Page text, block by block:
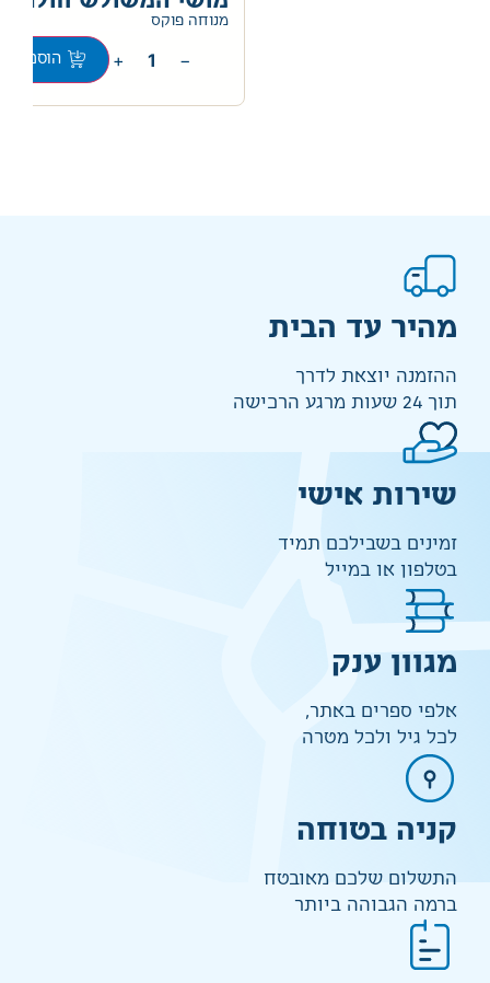
מנוחה פוקס
−
+ הוספה
מהיר עד הבית
ההזמנה יוצאת לדרך
תוך 24 שעות מרגע הרכישה
שירות אישי
זמינים בשבילכם תמיד
בטלפון או במייל
מגוון ענק
אלפי ספרים באתר,
לכל גיל ולכל מטרה
קניה בטוחה
התשלום שלכם מאובטח
ברמה הגבוהה ביותר